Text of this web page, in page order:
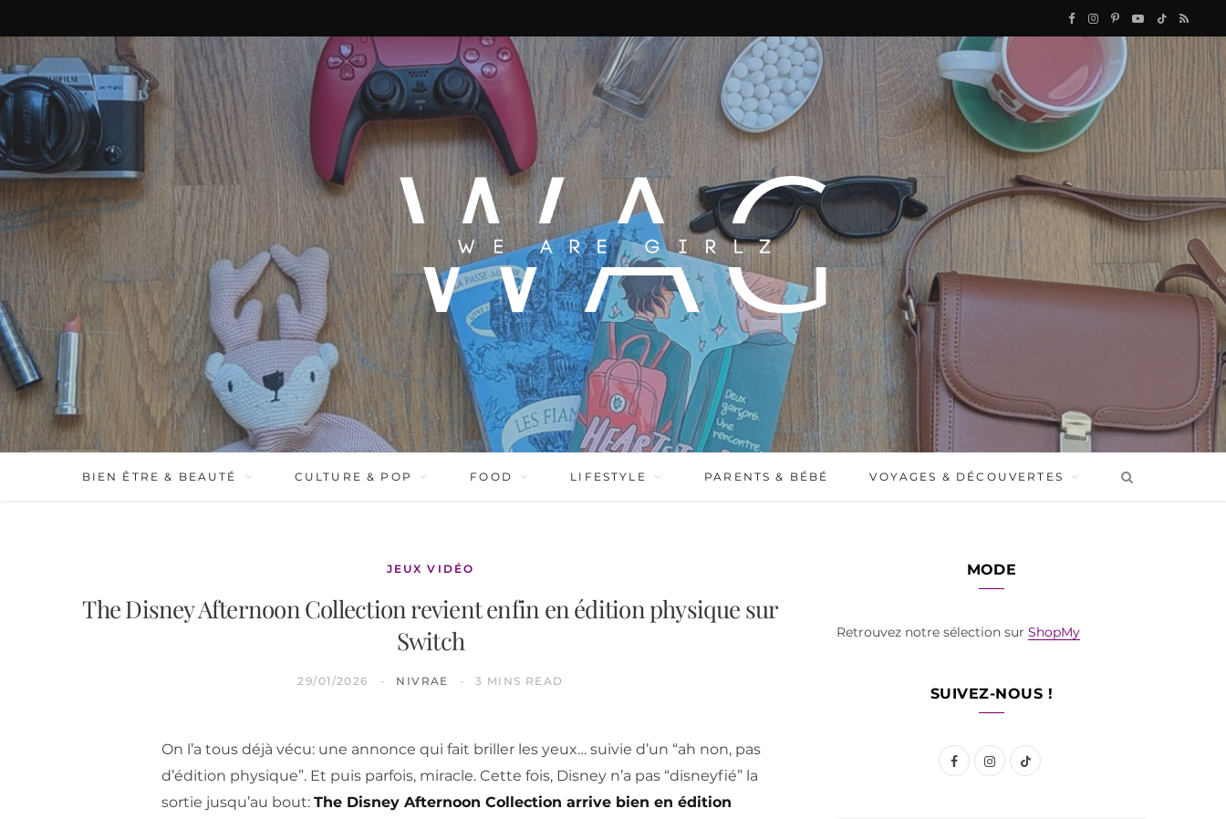
F
c
o
k
I
s
g
a
P
r
Y
b
e
T
k
R
BIEN ÊTRE & BEAUTÉ CULTURE & POP FOOD LIFESTYLE PARENTS & BÉBÉ VOYAGES & DÉCOUVERTES
JEUX VIDÉO
The Disney Afternoon Collection revient enfin en édition physique sur
Switch
29/01/2026 NIVRAE 3 MINS READ
On l’a tous déjà vécu: une annonce qui fait briller les yeux… suivie d’un “ah non, pas
d’édition physique”. Et puis parfois, miracle. Cette fois, Disney n’a pas “disneyfié” la
sortie jusqu’au bout: The Disney Afternoon Collection arrive bien en édition
MODE
Retrouvez notre sélection sur ShopMy
SUIVEZ-NOUS !
F
I
T